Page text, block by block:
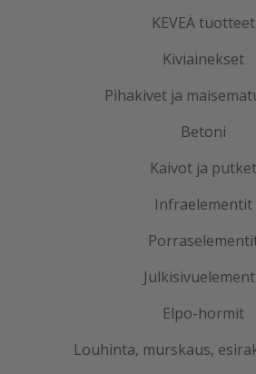
KEVEÄ tuotteet
Kiviainekset
Pihakivet ja
Betoni
Kaivot ja putket
Infraelementit
Elpo-hormit
Louhinta, murskaus,